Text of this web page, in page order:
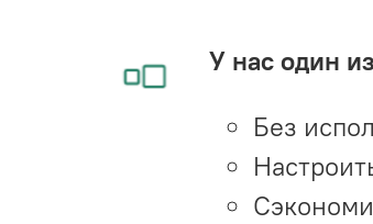
У нас один
Без